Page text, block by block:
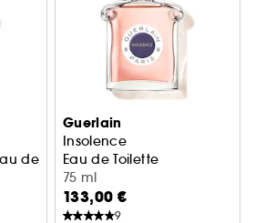
de parfum
Guerlain
Insolence
Eau de Toilette
75 ml
133,00 €
9